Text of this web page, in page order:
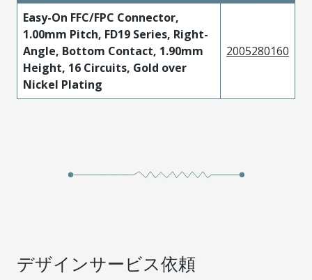
Easy-On FFC/FPC Connector,
1.00mm Pitch, FD19 Series, Right-
Angle, Bottom Contact, 1.90mm
Height, 16 Circuits, Gold over
Nickel Plating
2005280160
デザインサービス依頼